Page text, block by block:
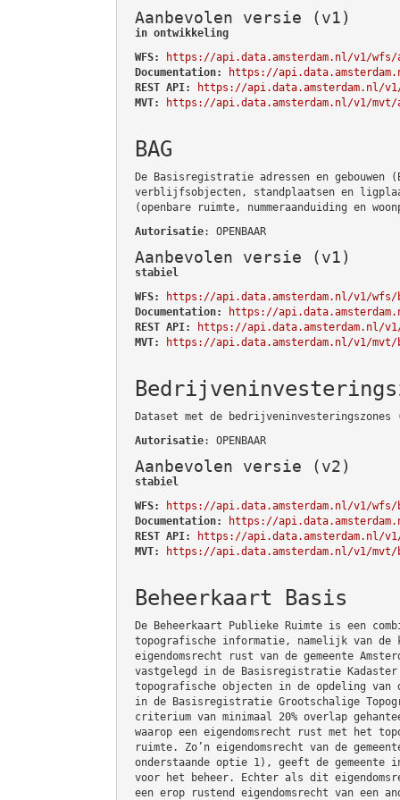
Aanbevolen versie (v1)
in ontwikkeling
WFS:
https://api.data.amsterdam.nl/v1/wfs/
Documentation:
https://
REST API:
https://api.data.amsterdam.nl/v1/
MVT:
https://api.data.amsterdam.nl/v1/mvt/
BAG
De Basisregistratie adressen en gebouwen
verblijfsobjecten, standplaatsen en
(openbare ruimte, nummeraanduiding en
Autorisatie: OPENBAAR
Aanbevolen versie (v1)
stabiel
WFS:
https://api.data.amsterdam.nl/v1/wfs/
Documentation:
https://
REST API:
https://api.data.amsterdam.nl/
MVT:
https://api.data.amsterdam.nl/v1/mvt/
Dataset met de bedrijveninvesteringszones
Autorisatie: OPENBAAR
Aanbevolen versie (v2)
stabiel
WFS:
https://api.data.amsterdam.nl/v1/wfs/
Documentation:
https://
REST API:
https://api.data.amsterdam.nl/
MVT:
https://api.data.amsterdam.nl/v1/
Beheerkaart Basis
De Beheerkaart Publieke Ruimte is een
topografische informatie, namelijk van de
eigendomsrecht rust van de gemeente
vastgelegd in de Basisregistratie Kadaster
topografische objecten in de opdeling van
in de Basisregistratie Grootschalige
criterium van minimaal 20% overlap
waarop een eigendomsrecht rust met het
ruimte. Zo’n eigendomsrecht van de
onderstaande optie 1), geeft de
voor het beheer. Echter als dit
een erop rustend eigendomsrecht van een